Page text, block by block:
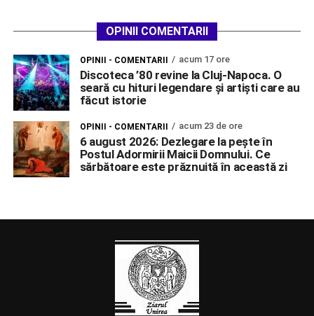
OPINII COMENTARII
OPINII - COMENTARII acum 17 ore
Discoteca ’80 revine la Cluj-Napoca. O
seară cu hituri legendare și artiști care au
făcut istorie
OPINII - COMENTARII acum 23 de ore
6 august 2026: Dezlegare la pește în
Postul Adormirii Maicii Domnului. Ce
sărbătoare este prăznuită în această zi